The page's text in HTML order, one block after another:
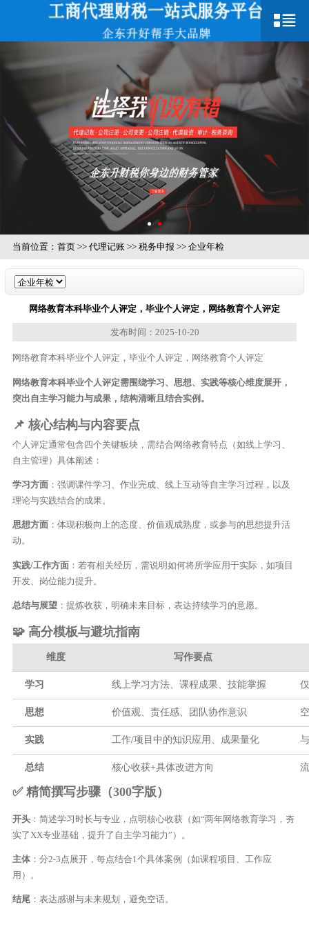
当前位置： 首页>> 代理记账>> 税务申报 >> 企业年检
网络教育本科毕业个人评定，毕业个人评定，网络教育个人评定
发布时间：2025-10-20
网络教育本科毕业个人评定，毕业个人评定，网络教育个人评定
网络教育本科毕业个人评定需围绕学习、思想、实践等核心维度展开，
突出自主学习能力与成果，结构清晰且结合实例。
📌 核心结构与内容要点
个人评定通常包含四个关键板块，需结合网络教育特点（如线上学习、
自主管理）具体阐述：
学习方面：强调课件学习、作业完成、线上互动等自主学习过程，以及
理论与实践结合的成果。
思想方面：体现积极向上的态度、价值观成熟度，或参与的思想提升活
动。
实践/工作方面：若有相关经历，需说明如何将所学应用于实际，如项目
开发、岗位能力提升。
总结与展望：提炼收获，明确未来目标，表达持续学习的意愿。
🧩 高分模板与避坑指南
维度 写作要点
学习 线上学习方法、课程成果、技能掌握
思想 价值观、责任感、团队协作意识
实践 工作/项目中的知识应用、成果量化
总结 核心收获+具体改进方向
✅ 精简撰写步骤（300字版）
开头：简述学习时长与专业，点明核心收获（如“两年网络教育学习，夯
实了XX专业基础，提升了自主学习能力”）。
主体：分2-3点展开，每点结合1个具体案例（如课程项目、工作应
用）。
结尾：表达感谢与未来规划，避免空话。